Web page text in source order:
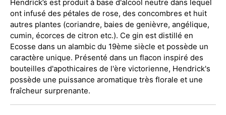
Hendrick’s est produit à base d'alcool neutre dans lequel
ont infusé des pétales de rose, des concombres et huit
autres plantes (coriandre, baies de genièvre, angélique,
cumin, écorces de citron etc.). Ce gin est distillé en
Ecosse dans un alambic du 19ème siècle et possède un
caractère unique. Présenté dans un flacon inspiré des
bouteilles d'apothicaires de l'ère victorienne, Hendrick's
possède une puissance aromatique très florale et une
fraîcheur surprenante.